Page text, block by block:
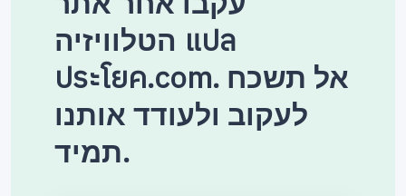
הטלוויזיה แปล
ประโยค.com. אל תשכח
לעקוב ולעודד אותנו
תמיד.